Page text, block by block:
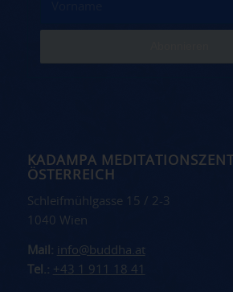
KADAMPA
ÖSTERREICH
Schleifmühlgasse 15 / 2-3
1040 Wien
Mail: info@buddha.at
Tel.: +43 1 911 18 41